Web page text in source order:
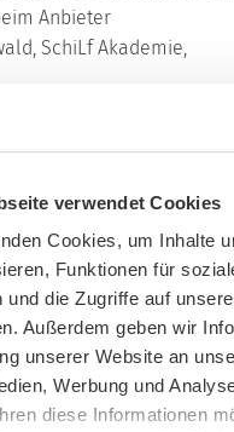
verwendet Cookies
Cookies, um Inhalte
Funktionen für
und die Zugriffe auf
Außerdem geben wir
unserer Website an
Werbung und
diese Informationen
Anbieter
SchiLf Akademie,
mit Storytelling -
einfach
1. bis 4. Klasse
39:48 Minuten, 45
Zugangs-Code inkl.